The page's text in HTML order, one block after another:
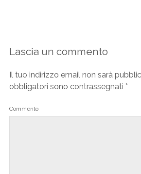
Lascia un commento
Il tuo indirizzo email non sarà
obbligatori sono contrassegnati *
Commento